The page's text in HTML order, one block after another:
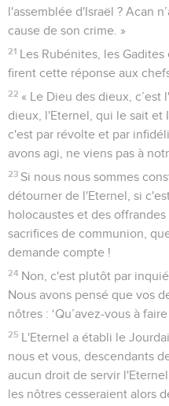
l'assemblée d'Israël ? Acan
cause de son crime. »
21 Les Rubénites, les
firent cette réponse aux
22 « Le Dieu des dieux, c’est
dieux, l'Eternel, qui le sait et
c'est par révolte et par
avons agi, ne viens pas à
23 Si nous nous sommes
détourner de l'Eternel, si
holocaustes et des
sacrifices de communion,
demande compte !
24 Non, c'est plutôt par
Nous avons pensé que vos
nôtres : ‘Qu’avez-vous à
25 L'Eternel a établi le
nous et vous, descendants
aucun droit de servir
les nôtres cesseraient alors